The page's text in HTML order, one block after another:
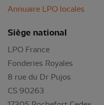
Annuaire LPO locales
Siège national
LPO France
Fonderies Royales
8 rue du Dr Pujos
CS 90263